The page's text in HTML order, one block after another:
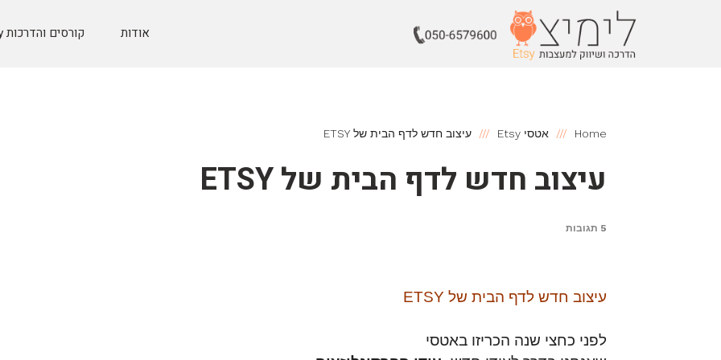
אודות קורסים והדרכות Etsy
Home אטסי Etsy עיצוב חדש לדף הבית של ETSY
עיצוב חדש לדף הבית של ETSY
5 תגובות
עיצוב חדש לדף הבית של ETSY
לפני כחצי שנה הכריזו באטסי